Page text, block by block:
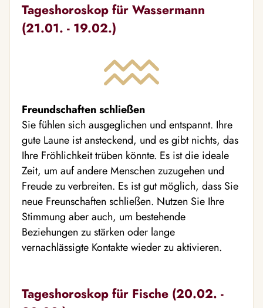
Tageshoroskop für Wassermann
(21.01. - 19.02.)
Freundschaften schließen
Sie fühlen sich ausgeglichen und entspannt. Ihre
gute Laune ist ansteckend, und es gibt nichts, das
Ihre Fröhlichkeit trüben könnte. Es ist die ideale
Zeit, um auf andere Menschen zuzugehen und
Freude zu verbreiten. Es ist gut möglich, dass Sie
neue Freunschaften schließen. Nutzen Sie Ihre
Stimmung aber auch, um bestehende
Beziehungen zu stärken oder lange
vernachlässigte Kontakte wieder zu aktivieren.
Tageshoroskop für Fische (20.02. -